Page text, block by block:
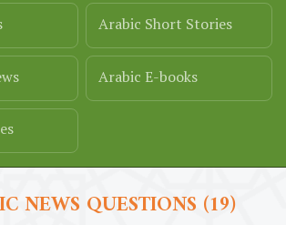
Arabic Short Stories
Arabic E-books
NEWS QUESTIONS (19)